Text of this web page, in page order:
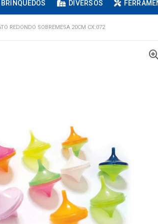
BRINQUEDOS DIVERSOS
REDONDO SOBREMESA 20CM CX:072